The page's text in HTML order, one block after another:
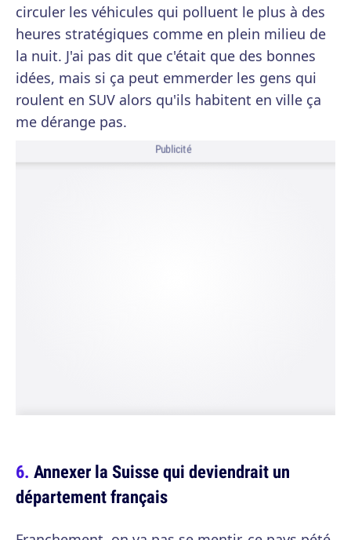
circuler les véhicules qui polluent le plus à des
heures stratégiques comme en plein milieu de
la nuit. J'ai pas dit que c'était que des bonnes
idées, mais si ça peut emmerder les gens qui
roulent en SUV alors qu'ils habitent en ville ça
me dérange pas.
Publicité
Annexer la Suisse qui deviendrait un
département français